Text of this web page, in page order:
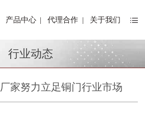
产品中心 | 代理合作 | 关于我们
行业动态
家努力立足铜门行业市场